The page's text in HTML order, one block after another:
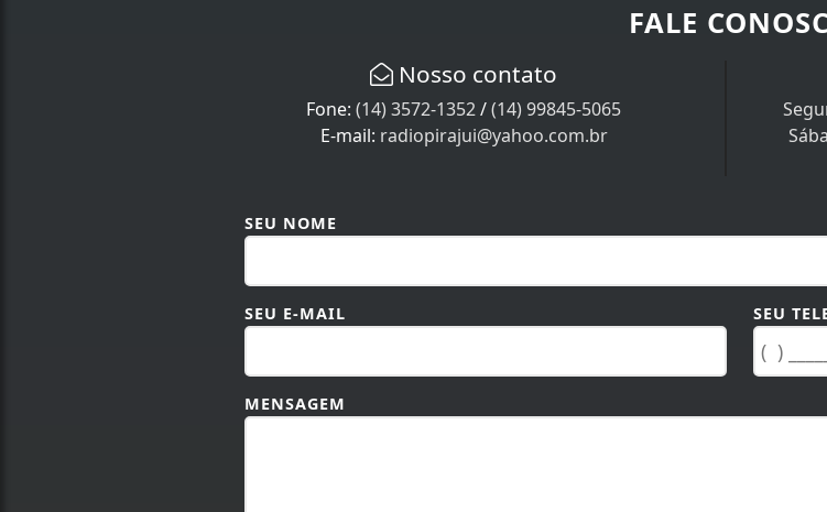
FALE
Nosso contato
Fone:(14) 3572-1352/(14) 99845-5065
E-mail: radiopirajui@yahoo.com.br
SEU NOME
SEU E-MAIL SEU
MENSAGEM